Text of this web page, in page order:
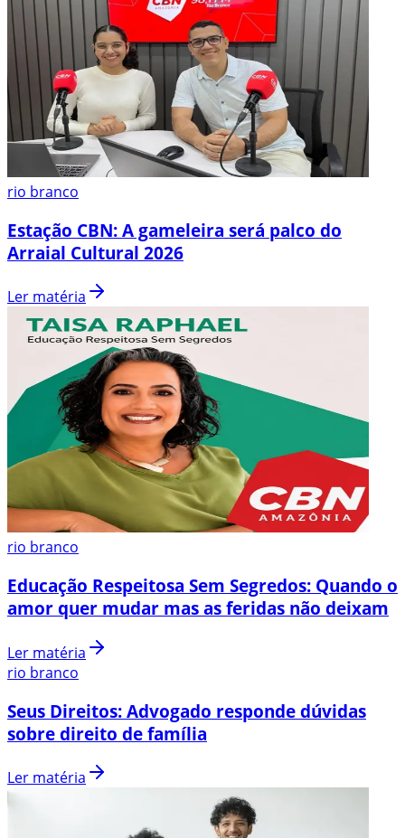
rio branco
Estação CBN: A gameleira será palco do
Arraial Cultural 2026
Ler matéria
rio branco
Educação Respeitosa Sem Segredos: Quando o
amor quer mudar mas as feridas não deixam
Ler matéria
rio branco
Seus Direitos: Advogado responde dúvidas
sobre direito de família
Ler matéria